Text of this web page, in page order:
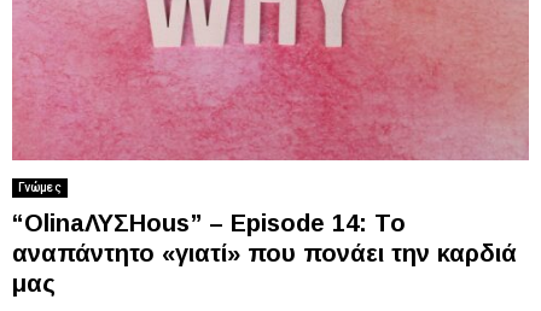
Γνώμες
“OlinaΛΥΣΗous” – Episode 14: Το
αναπάντητο «γιατί» που πονάει την καρδιά
μας